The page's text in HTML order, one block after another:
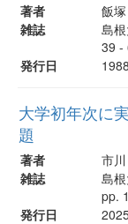
著者
飯
雑誌
島
39 -
発行日
大学初年次に
題
著者
市
雑誌
島
pp.
発行日